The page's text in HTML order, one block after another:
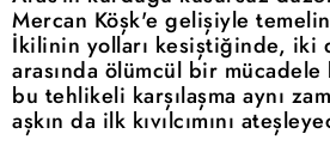
Mercan Köşk'e gelişiyle
İkilinin yolları kesiştiğinde, iki
arasında ölümcül bir
bu tehlikeli karşılaşma aynı
aşkın da ilk kıvılcımını